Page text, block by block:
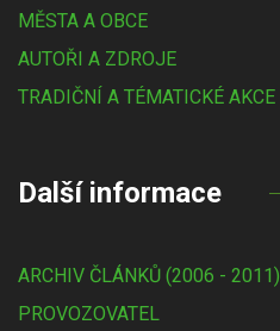
MĚSTA A OBCE
AUTOŘI A ZDROJE
TRADIČNÍ A TÉMATICKÉ AKCE
Další informace
ARCHIV ČLÁNKŮ (2006 - 2011)
PROVOZOVATEL